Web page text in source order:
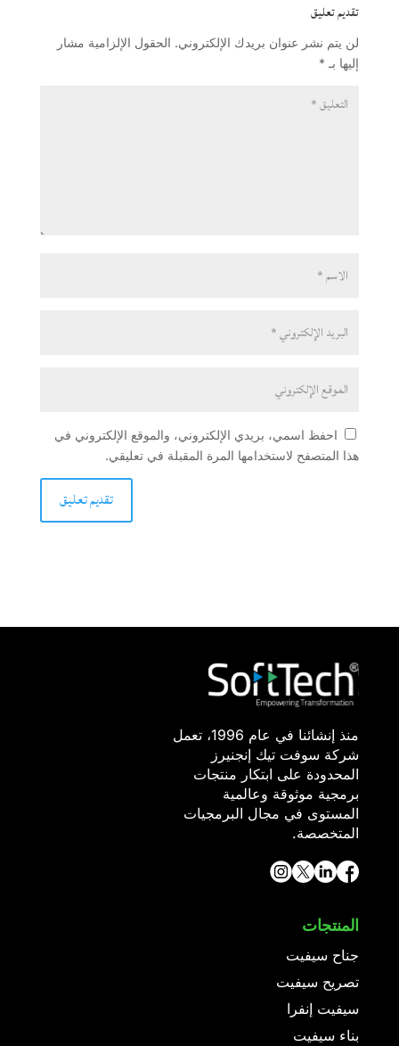
تقديم تعليق
لن يتم نشر عنوان بريدك الإلكتروني. الحقول الإلزامية مشار
إليها بـ *
احفظ اسمي، بريدي الإلكتروني، والموقع الإلكتروني في
هذا المتصفح لاستخدامها المرة المقبلة في تعليقي.
منذ إنشائنا في عام 1996، تعمل
شركة سوفت تيك إنجنيرز
المحدودة على ابتكار منتجات
برمجية موثوقة وعالمية
المستوى في مجال البرمجيات
المتخصصة.
المنتجات
جناح سيفيت
تصريح سيفيت
سيفيت إنفرا
بناء سيفيت